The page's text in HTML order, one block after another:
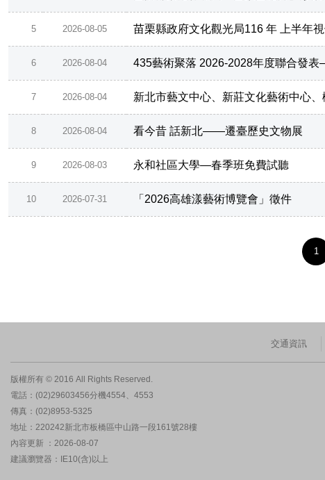
5 2026-08-05 苗栗縣政府文化觀光局116 年 上半年
6 2026-08-04 435藝術聚落 2026-2028年度聯合發
7 2026-08-04 新北市藝文中心、新莊文化藝術中心
8 2026-08-04 看今昔 話新北——遷臺歷史文物展
9 2026-08-03 永和社區大學—春季班免費試聽
10 2026-07-31 「2026高雄漾藝術博覽會」徵件
1
交通資訊
版權所有 © 2016 All Rights Reserved.
電話：(02)29603456分機4554、4553
傳真：(02)8953-5325
地址：220242新北市板橋區中山路一段161號28樓
內容更新 ：2026-08-07
建議瀏覽器：IE10(含)以上